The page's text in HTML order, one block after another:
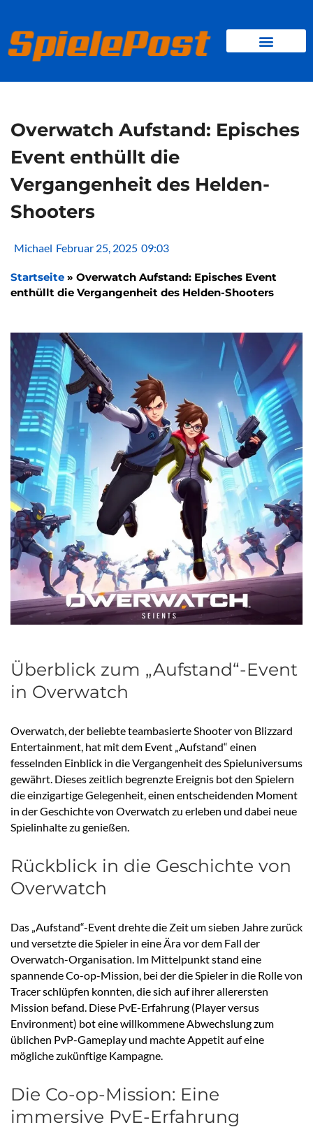
springen
Overwatch Aufstand: Episches
Event enthüllt die
Vergangenheit des Helden-
Shooters
Michael Februar 25, 2025 09:03
Startseite » Overwatch Aufstand: Episches Event
enthüllt die Vergangenheit des Helden-Shooters
Überblick zum „Aufstand“-Event
in Overwatch
Overwatch, der beliebte teambasierte Shooter von Blizzard
Entertainment, hat mit dem Event „Aufstand“ einen
fesselnden Einblick in die Vergangenheit des Spieluniversums
gewährt. Dieses zeitlich begrenzte Ereignis bot den Spielern
die einzigartige Gelegenheit, einen entscheidenden Moment
in der Geschichte von Overwatch zu erleben und dabei neue
Spielinhalte zu genießen.
Rückblick in die Geschichte von
Overwatch
Das „Aufstand“-Event drehte die Zeit um sieben Jahre zurück
und versetzte die Spieler in eine Ära vor dem Fall der
Overwatch-Organisation. Im Mittelpunkt stand eine
spannende Co-op-Mission, bei der die Spieler in die Rolle von
Tracer schlüpfen konnten, die sich auf ihrer allerersten
Mission befand. Diese PvE-Erfahrung (Player versus
Environment) bot eine willkommene Abwechslung zum
üblichen PvP-Gameplay und machte Appetit auf eine
mögliche zukünftige Kampagne.
Die Co-op-Mission: Eine
immersive PvE-Erfahrung